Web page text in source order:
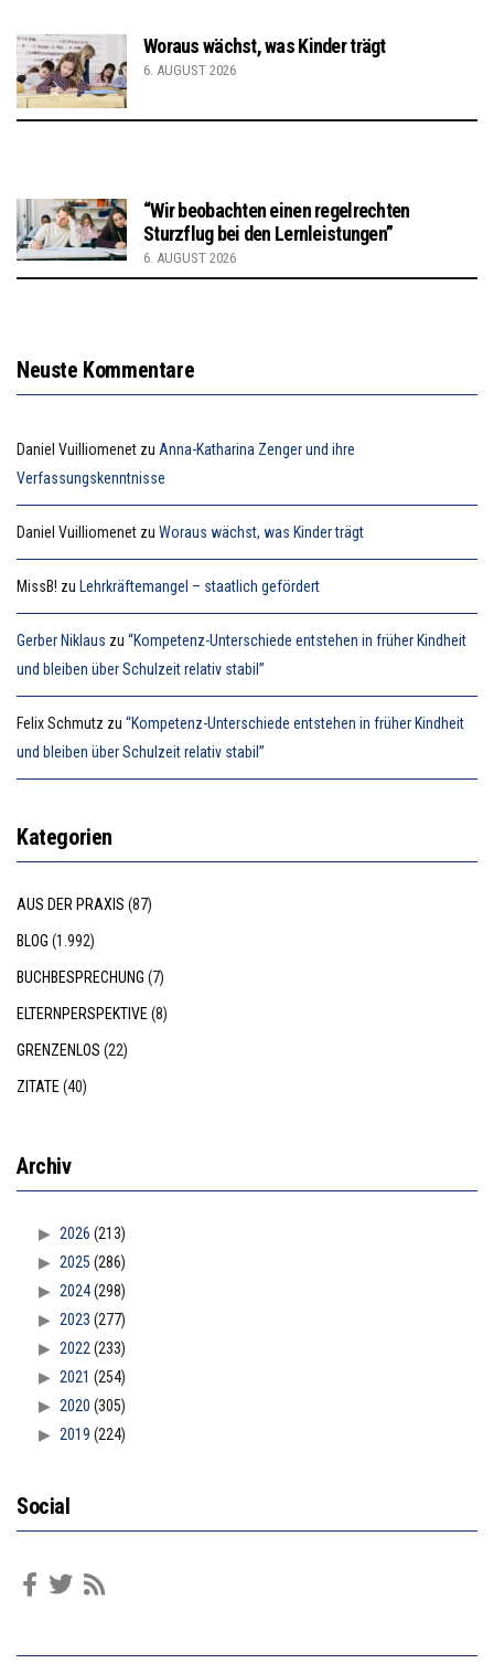
Woraus wächst, was Kinder trägt
6. AUGUST 2026
“Wir beobachten einen regelrechten
Sturzflug bei den Lernleistungen”
6. AUGUST 2026
Neuste Kommentare
Daniel Vuilliomenet zu Anna-Katharina Zenger und ihre
Verfassungskenntnisse
Daniel Vuilliomenet zu Woraus wächst, was Kinder trägt
MissB! zu Lehrkräftemangel – staatlich gefördert
Gerber Niklaus zu “Kompetenz-Unterschiede entstehen in früher Kindheit
und bleiben über Schulzeit relativ stabil”
Felix Schmutz zu “Kompetenz-Unterschiede entstehen in früher Kindheit
und bleiben über Schulzeit relativ stabil”
Kategorien
AUS DER PRAXIS (87)
BLOG (1.992)
BUCHBESPRECHUNG (7)
ELTERNPERSPEKTIVE (8)
GRENZENLOS (22)
ZITATE (40)
Archiv
2026 (213)
2025 (286)
2024(298)
2023 (277)
2022 (233)
2021 (254)
2020 (305)
2019 (224)
Social